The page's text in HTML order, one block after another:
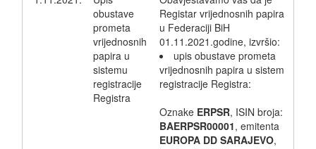
obustave
prometa
vrijednosnih
papira u
sistemu
registracije
Registra
Registar vrijednosnih papira
u Federaciji BiH
01.11.2021.godine, izvršio:
upis obustave prometa
vrijednosnih papira u sistem
registracije Registra:
Oznake ERPSR, ISIN broja:
BAERPSR00001, emitenta
EUROPA DD SARAJEVO,